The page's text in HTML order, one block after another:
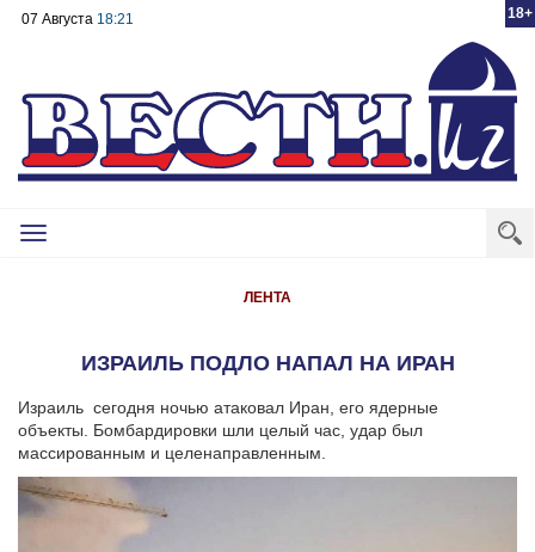
18+
07 Августа 18:21
Toggle
ЛЕНТА
ИЗРАИЛЬ ПОДЛО НАПАЛ НА ИРАН
Израиль сегодня ночью атаковал Иран, его ядерные
объекты. Бомбардировки шли целый час, удар был
массированным и целенаправленным.